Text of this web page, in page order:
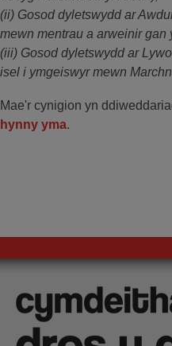
(ii) Gosod dyletswydd ar
mewn mentrau a arweinir gan
(iii) Gosod dyletswydd ar
isel i ymgeiswyr mewn
Mae'r cynigion yn
hynny yma.